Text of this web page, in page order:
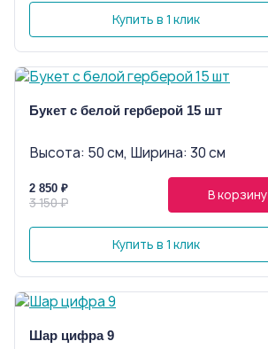
Купить в 1 клик
Букет с белой герберой 15 шт
Высота: 50 см, Ширина: 30 см
2 850 ₽
3 150 ₽ В корзину
Купить в 1 клик
Шар цифра 9